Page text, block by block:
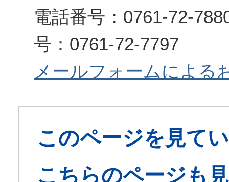
電話番号：0761-72-
号：0761-72-7797
メールフォームによる
このページを見て
こちらのページも